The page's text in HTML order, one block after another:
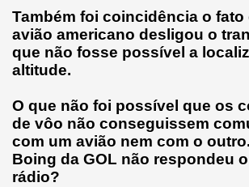
Também foi coincidência o fato
avião americano desligou o
que não fosse possível a
altitude.
O que não foi possível que os
de vôo não conseguissem
com um avião nem com o
Boing da GOL não respondeu
rádio?